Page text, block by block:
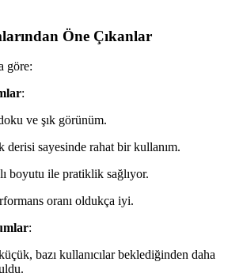
Öne Çıkanlar
göre:
:
ve şık görünüm.
derisi sayesinde rahat bir kullanım.
boyutu ile pratiklik sağlıyor.
oranı oldukça iyi.
:
bazı kullanıcılar beklediğinden daha